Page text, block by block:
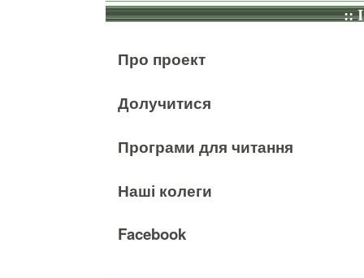
::
Про проект
Долучитися
Програми для читання
Наші колеги
Facebook